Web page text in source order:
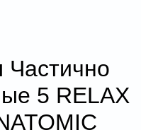
5 RELAX